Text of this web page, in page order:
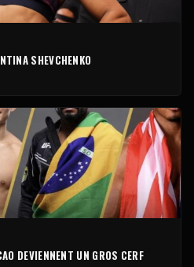
SHEVCHENKO
DEVIENNENT UN GROS CERF